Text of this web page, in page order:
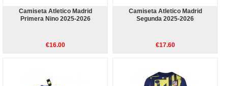
Camiseta Atletico Madrid
Primera Nino 2025-2026
€16.00
Camiseta Atletico Madrid
Segunda 2025-2026
€17.60